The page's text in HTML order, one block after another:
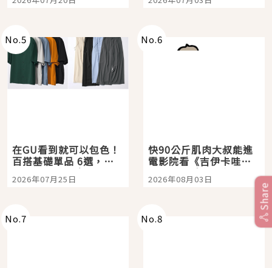
選 美食體驗！
No.5
在GU看到就可以包色！
百搭基礎單品 6選，閉
眼全收也不心疼
2026年07月25日
No.6
快90公斤肌肉大叔能進
電影院看《吉伊卡哇》
嗎？日本重金屬樂團
「打首」會長與nagano
2026年08月03日
No.7 No.8
Share